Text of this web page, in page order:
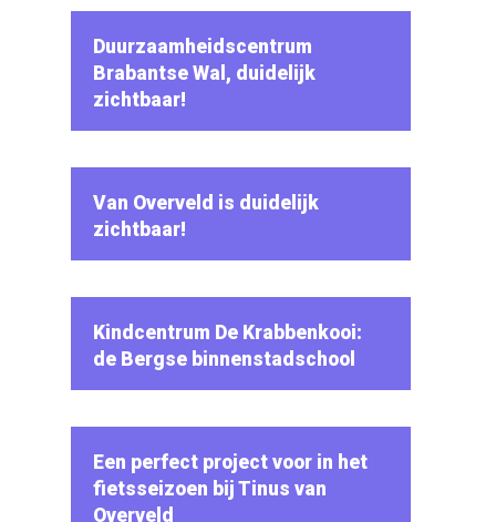
Duurzaamheidscentrum
Brabantse Wal, duidelijk
zichtbaar!
Van Overveld is duidelijk
zichtbaar!
Kindcentrum De Krabbenkooi:
de Bergse binnenstadschool
Een perfect project voor in het
fietsseizoen bij Tinus van
Overveld